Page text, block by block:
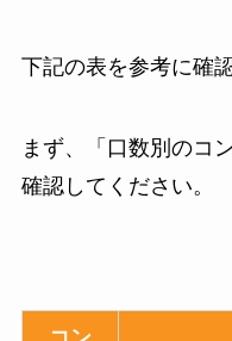
下記の表を参考に確
まず、「口数別のコ
確認してください。